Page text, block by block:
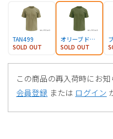
TAN499
SOLD OUT
オリーブドラブ
SOLD OUT
この商品の再入荷時にお
会員登録 または ログイン